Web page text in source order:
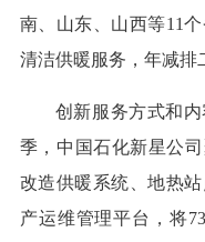
南、山东、山西等11
清洁供暖服务，年减排
创新服务方式和
季，中国石化新星公
改造供暖系统、地热
产运维管理平台，将